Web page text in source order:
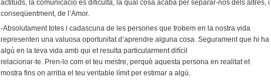
actituds, la comunicació es dificulta, la qual cosa acaba per separar-nos dels altres, i
conseqüentment, de l’Amor.
-Absolutament totes i cadascuna de les persones que trobem en la nostra vida
representen una valuosa oportunitat d’aprendre alguna cosa. Segurament que hi ha
algú en la teva vida amb qui et resulta particularment difícil
relacionar-te. Pren-lo com el teu mestre, perquè aquesta persona en realitat et
mostra fins on arriba el teu veritable límit per estimar a algú.